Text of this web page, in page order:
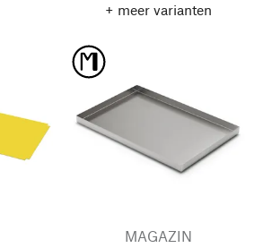
+ meer varianten
MAGAZIN